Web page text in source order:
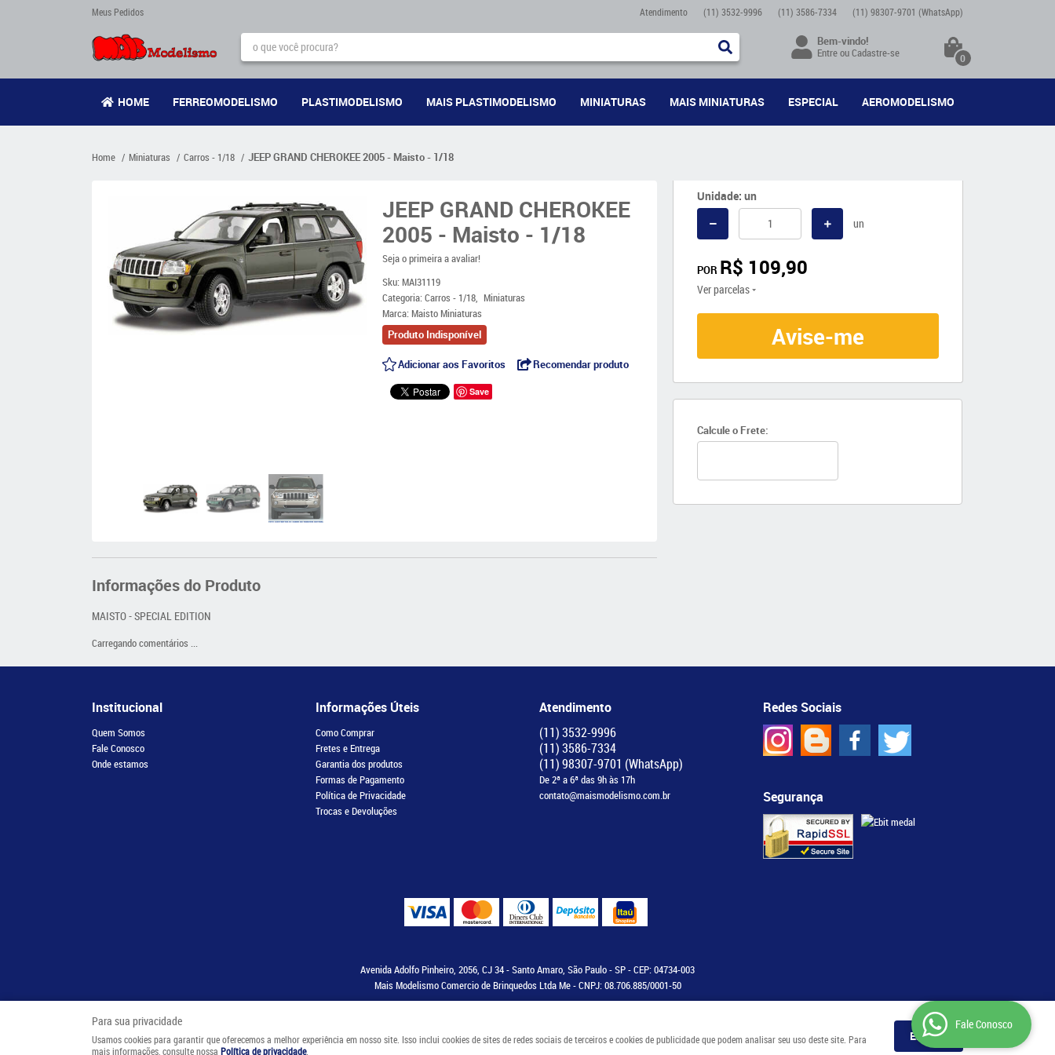
Meus Pedidos Atendimento (11) 3532-9996 (11) 3586-7334 (11) 98307-9701 (WhatsApp)
Bem-vindo!
EntreouCadastre-se 0
HOME FERREOMODELISMO PLASTIMODELISMO MAIS PLASTIMODELISMO MINIATURAS MAIS MINIATURAS ESPECIAL AEROMODELISMO
Home Miniaturas Carros - 1/18 JEEP GRAND CHEROKEE 2005 - Maisto - 1/18
JEEP GRAND CHEROKEE
2005 - Maisto - 1/18
Seja o primeira a avaliar!
Sku: MAI31119
Categoria:Carros - 1/18
Miniaturas
Marca: Maisto Miniaturas
Produto Indisponível
Adicionar aos Favoritos Recomendar produto
Save
Unidade: un
un
POR R$ 109,90
Ver parcelas
Avise-me
Calcule o Frete:
Informações do Produto
MAISTO - SPECIAL EDITION
Carregando comentários ...
Institucional
Quem Somos
Fale Conosco
Onde estamos
Informações Úteis
Como Comprar
Fretes e Entrega
Garantia dos produtos
Formas de Pagamento
Política de Privacidade
Trocas e Devoluções
Atendimento
(11)3532-9996
(11)3586-7334
(11)98307-9701 (WhatsApp)
De 2ª a 6ª das 9h às 17h
contato@maismodelismo.com.br
Redes Sociais
Segurança
Avenida Adolfo Pinheiro, 2056, CJ 34-Santo Amaro, São Paulo-SP-CEP: 04734-003
Mais Modelismo Comercio de Brinquedos Ltda Me - CNPJ: 08.706.885/0001-50
Para sua privacidade
Usamos cookies para garantir que oferecemos a melhor experiência em nosso site. Isso inclui cookies de sites de redes sociais de terceiros e cookies de publicidade que podem analisar seu uso deste site. Para
mais informações, consulte nossa Política de privacidade.
Entendi
Fale Conosco